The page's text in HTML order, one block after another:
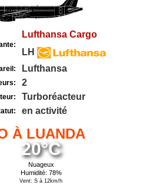
Lufthansa Cargo
LH
Lufthansa
2
Turboréacteur
en activité
À LUANDA
20°C
Nuageux
Humidité: 78%
Vent: S à 12km/h